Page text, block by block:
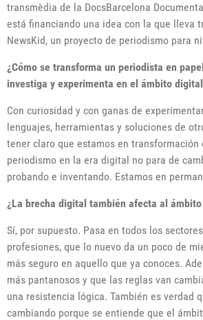
transmèdia de la DocsBarcelona
está financiando una idea con la que lleva
NewsKid, un proyecto de periodismo para
¿Cómo se transforma un periodista en
investiga y experimenta en el ámbito
Con curiosidad y con ganas de
lenguajes, herramientas y soluciones de
tener claro que estamos en transformación
periodismo en la era digital no para de
probando e inventando. Estamos en
¿La brecha digital también afecta al
Sí, por supuesto. Pasa en todos los
profesiones, que lo nuevo da un poco de
más seguro en aquello que ya conoces.
más pantanosos y que las reglas van
una resistencia lógica. También es verdad
cambiando porque se entiende que el